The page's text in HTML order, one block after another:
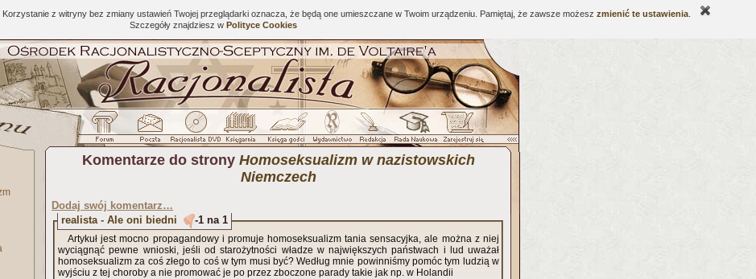
z witryny bez zmiany ustawień Twojej przeglądarki oznacza, że będą one umieszczane w Twoim urządzeniu. Pamiętaj, że zawsze możesz zmienić te ustawienia
Szczegóły znajdziesz w Polityce Cookies
Komentarze do strony Homoseksualizm w nazistowskich
Niemczech
Dodaj swój komentarz…
realista - Ale oni biedni
-1 na 1
Artykuł jest mocno propagandowy i promuje homoseksualizm tania sensacyjka, ale można z niej
wyciągnąć pewne wnioski, jeśli od starożytności władze w największych państwach i lud uważał
homoseksualizm za coś złego to coś w tym musi być? Według mnie powinniśmy pomóc tym ludzią w
wyjściu z tej choroby a nie promować je po przez zboczone parady takie jak np. w Holandii